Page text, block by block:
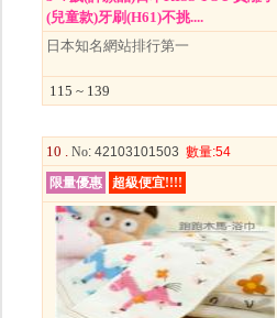
(兒童款)牙刷(H61)不挑....
日本知名網站排行第一
115 ~ 139
10 . No: 42103101503 數量:54
限量優惠
超級便宜!!!!